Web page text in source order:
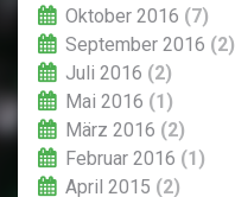
Oktober 2016 (7)
September 2016 (2)
Juli 2016 (2)
Mai 2016 (1)
März 2016 (2)
Februar 2016 (1)
April 2015 (2)